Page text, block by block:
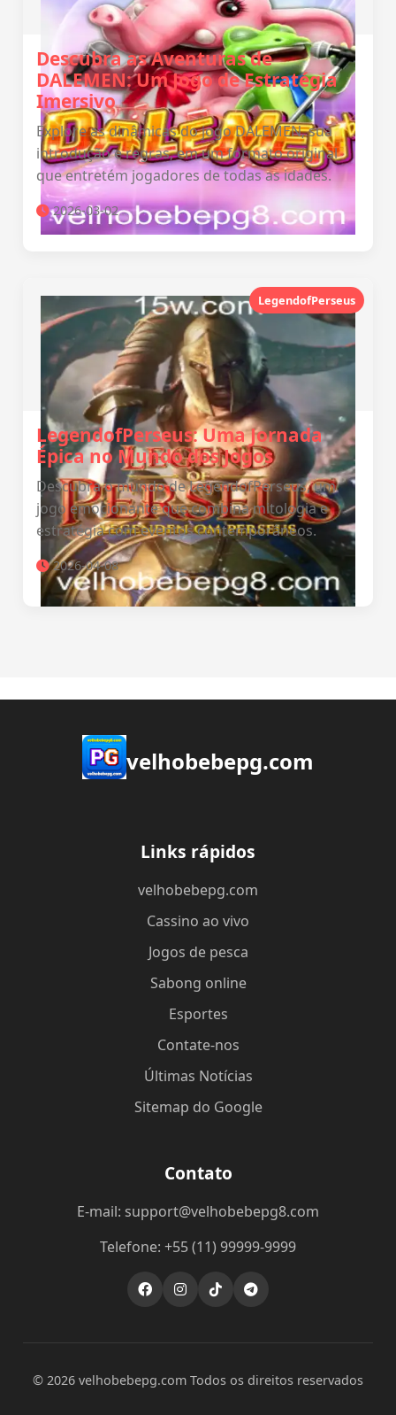
Descubra as Aventuras de
DALEMEN: Um Jogo de Estratégia
Imersivo
Explore as dinâmicas do jogo DALEMEN, sua
introdução e regras, em um formato original
que entretém jogadores de todas as idades.
2026-03-02
LegendofPerseus
LegendofPerseus: Uma Jornada
Épica no Mundo dos Jogos
Descubra o mundo de LegendofPerseus, um
jogo emocionante que combina mitologia e
estratégia com eventos contemporâneos.
2026-04-08
velhobebepg.com
Links rápidos
velhobebepg.com
Cassino ao vivo
Jogos de pesca
Sabong online
Esportes
Contate-nos
Últimas Notícias
Sitemap do Google
Contato
E-mail: support@velhobebepg8.com
Telefone: +55 (11) 99999-9999
© 2026 velhobebepg.com Todos os direitos reservados